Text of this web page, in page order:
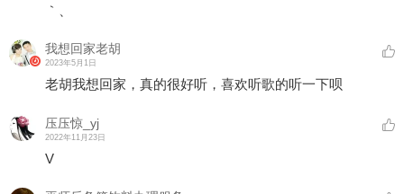
｀、
我想回家老胡
2023年5月1日
老胡我想回家，真的很好听，喜欢听歌的听一下呗
压压惊_yj
2022年11月23日
V